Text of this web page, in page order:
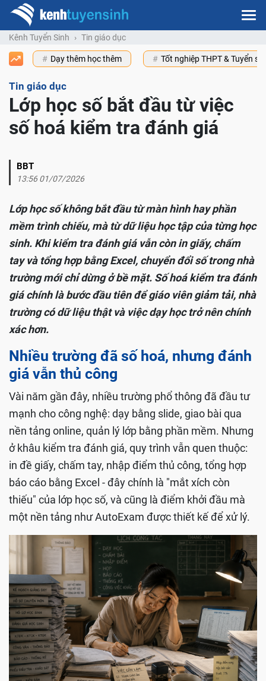
Kênh Tuyển Sinh Tin giáo dục
Dạy thêm học thêm Tốt nghiệp THPT & Tuyển
Tin giáo dục
Lớp học số bắt đầu từ việc
số hoá kiểm tra đánh giá
BBT
13:56 01/07/2026
Lớp học số không bắt đầu từ màn hình hay phần
mềm trình chiếu, mà từ dữ liệu học tập của từng học
sinh. Khi kiểm tra đánh giá vẫn còn in giấy, chấm
tay và tổng hợp bằng Excel, chuyển đổi số trong nhà
trường mới chỉ dừng ở bề mặt. Số hoá kiểm tra đánh
giá chính là bước đầu tiên để giáo viên giảm tải, nhà
trường có dữ liệu thật và việc dạy học trở nên chính
xác hơn.
Nhiều trường đã số hoá, nhưng đánh
giá vẫn thủ công
Vài năm gần đây, nhiều trường phổ thông đã đầu tư
mạnh cho công nghệ: dạy bằng slide, giao bài qua
nền tảng online, quản lý lớp bằng phần mềm. Nhưng
ở khâu kiểm tra đánh giá, quy trình vẫn quen thuộc:
in đề giấy, chấm tay, nhập điểm thủ công, tổng hợp
báo cáo bằng Excel - đây chính là "mắt xích còn
thiếu" của lớp học số, và cũng là điểm khởi đầu mà
một nền tảng như AutoExam được thiết kế để xử lý.